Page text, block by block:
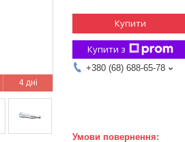
4 дні
Купити
Купити з
+380 (68) 688-65-78